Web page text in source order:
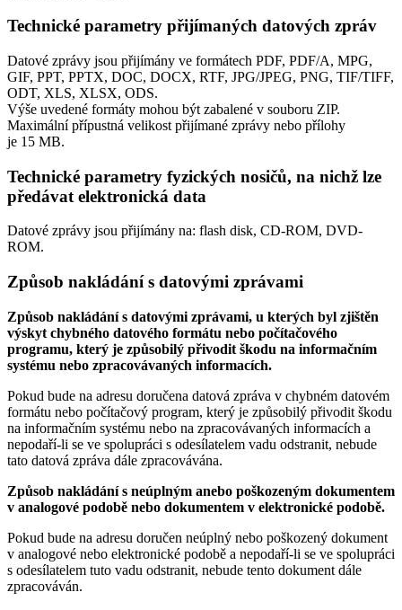
Technické parametry přijímaných datových zpráv
Datové zprávy jsou přijímány ve formátech PDF, PDF/A, MPG,
GIF, PPT, PPTX, DOC, DOCX, RTF, JPG/JPEG, PNG, TIF/TIFF,
ODT, XLS, XLSX, ODS.
Výše uvedené formáty mohou být zabalené v souboru ZIP.
Maximální přípustná velikost přijímané zprávy nebo přílohy
je 15 MB.
Technické parametry fyzických nosičů, na nichž lze
předávat elektronická data
Datové zprávy jsou přijímány na: flash disk, CD-ROM, DVD-
ROM.
Způsob nakládání s datovými zprávami
Způsob nakládání s datovými zprávami, u kterých byl zjištěn
výskyt chybného datového formátu nebo počítačového
programu, který je způsobilý přivodit škodu na informačním
systému nebo zpracovávaných informacích.
Pokud bude na adresu doručena datová zpráva v chybném datovém
formátu nebo počítačový program, který je způsobilý přivodit škodu
na informačním systému nebo na zpracovávaných informacích a
nepodaří-li se ve spolupráci s odesílatelem vadu odstranit, nebude
tato datová zpráva dále zpracovávána.
Způsob nakládání s neúplným anebo poškozeným dokumentem
v analogové podobě nebo dokumentem v elektronické podobě.
Pokud bude na adresu doručen neúplný nebo poškozený dokument
v analogové nebo elektronické podobě a nepodaří-li se ve spolupráci
s odesílatelem tuto vadu odstranit, nebude tento dokument dále
zpracováván.